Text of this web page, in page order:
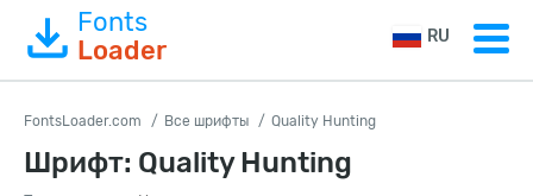
Fonts
Loader
RU
FontsLoader.com Все шрифты Quality Hunting
Шрифт: Quality Hunting